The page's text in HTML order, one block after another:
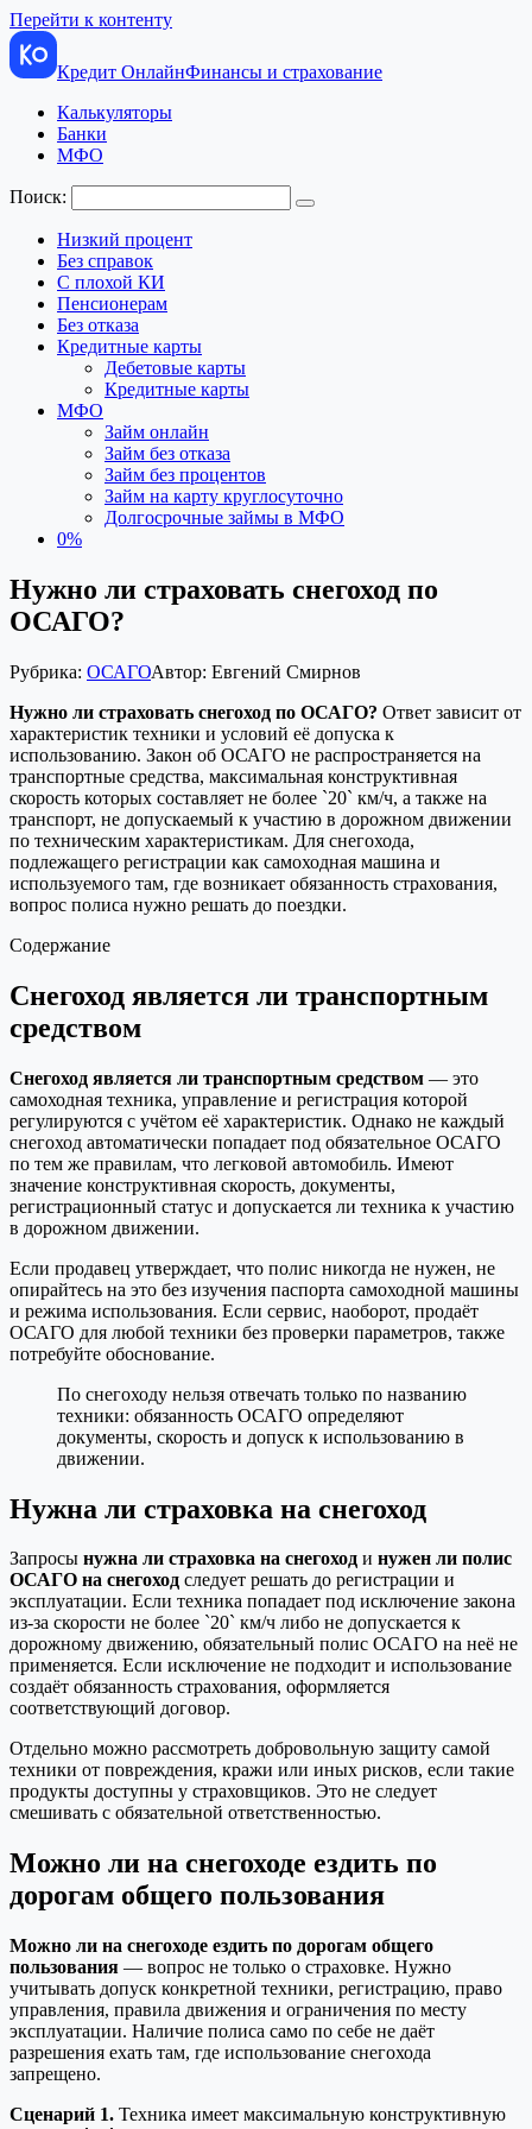
Перейти к контенту
Кредит ОнлайнФинансы и страхование
Калькуляторы
Банки
МФО
Поиск:
Низкий процент
Без справок
С плохой КИ
Пенсионерам
Без отказа
Кредитные карты
Дебетовые карты
Кредитные карты
МФО
Займ онлайн
Займ без отказа
Займ без процентов
Займ на карту круглосуточно
Долгосрочные займы в МФО
0%
Нужно ли страховать снегоход по
ОСАГО?
Рубрика: ОСАГОАвтор: Евгений Смирнов
Нужно ли страховать снегоход по ОСАГО? Ответ зависит от
характеристик техники и условий её допуска к
использованию. Закон об ОСАГО не распространяется на
транспортные средства, максимальная конструктивная
скорость которых составляет не более `20` км/ч, а также на
транспорт, не допускаемый к участию в дорожном движении
по техническим характеристикам. Для снегохода,
подлежащего регистрации как самоходная машина и
используемого там, где возникает обязанность страхования,
вопрос полиса нужно решать до поездки.
Содержание
Снегоход является ли транспортным
средством
Снегоход является ли транспортным средством — это
самоходная техника, управление и регистрация которой
регулируются с учётом её характеристик. Однако не каждый
снегоход автоматически попадает под обязательное ОСАГО
по тем же правилам, что легковой автомобиль. Имеют
значение конструктивная скорость, документы,
регистрационный статус и допускается ли техника к участию
в дорожном движении.
Если продавец утверждает, что полис никогда не нужен, не
опирайтесь на это без изучения паспорта самоходной машины
и режима использования. Если сервис, наоборот, продаёт
ОСАГО для любой техники без проверки параметров, также
потребуйте обоснование.
По снегоходу нельзя отвечать только по названию
техники: обязанность ОСАГО определяют
документы, скорость и допуск к использованию в
движении.
Нужна ли страховка на снегоход
Запросы нужна ли страховка на снегоход и нужен ли полис
ОСАГО на снегоход следует решать до регистрации и
эксплуатации. Если техника попадает под исключение закона
из-за скорости не более `20` км/ч либо не допускается к
дорожному движению, обязательный полис ОСАГО на неё не
применяется. Если исключение не подходит и использование
создаёт обязанность страхования, оформляется
соответствующий договор.
Отдельно можно рассмотреть добровольную защиту самой
техники от повреждения, кражи или иных рисков, если такие
продукты доступны у страховщиков. Это не следует
смешивать с обязательной ответственностью.
Можно ли на снегоходе ездить по
дорогам общего пользования
Можно ли на снегоходе ездить по дорогам общего
пользования — вопрос не только о страховке. Нужно
учитывать допуск конкретной техники, регистрацию, право
управления, правила движения и ограничения по месту
эксплуатации. Наличие полиса само по себе не даёт
разрешения ехать там, где использование снегохода
запрещено.
Сценарий 1. Техника имеет максимальную конструктивную